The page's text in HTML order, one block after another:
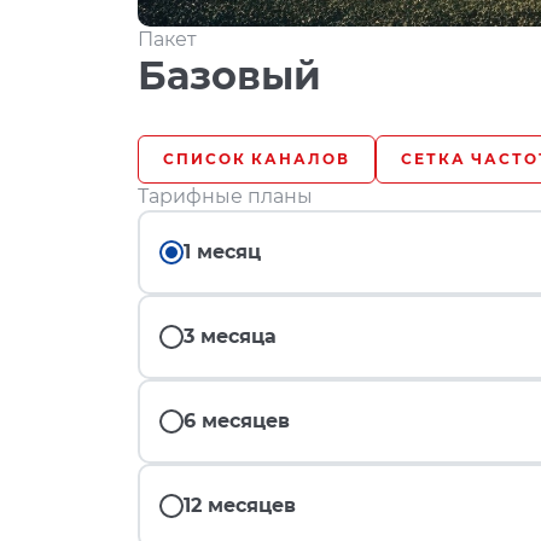
Пакет
Базовый
СПИСОК КАНАЛОВ СЕТКА
Тарифные планы
1 месяц
3 месяца
6 месяцев
12 месяцев